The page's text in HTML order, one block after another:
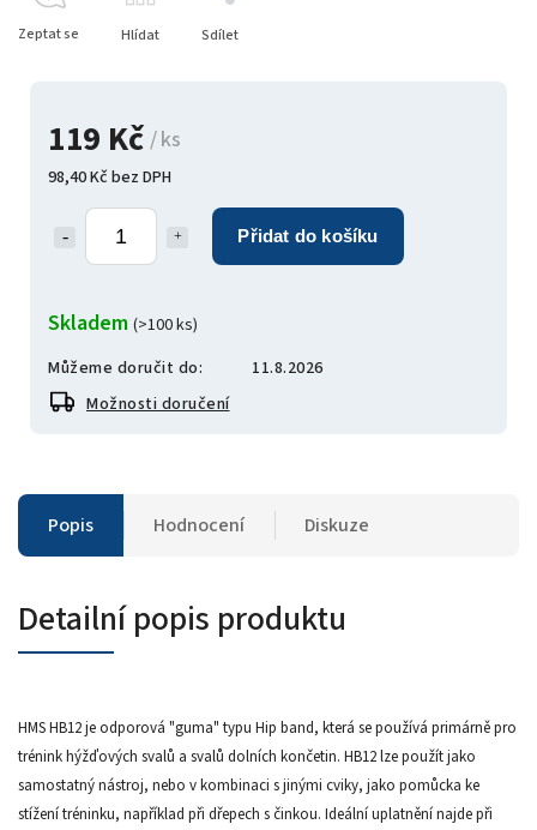
119 Kč / ks
98,40 Kč bez DPH
Přidat do košíku
Skladem (>100 ks)
Můžeme doručit do:
11.8.2026
Možnosti doručení
Zeptat se Hlídat Sdílet
Popis Hodnocení Diskuze
Detailní popis produktu
HMS HB12 je odporová "guma" typu Hip band, která se používá primárně pro
trénink hýžďových svalů a svalů dolních končetin. HB12 lze použít jako
samostatný nástroj, nebo v kombinaci s jinými cviky, jako pomůcka ke
stížení tréninku, například při dřepech s činkou. Ideální uplatnění najde při